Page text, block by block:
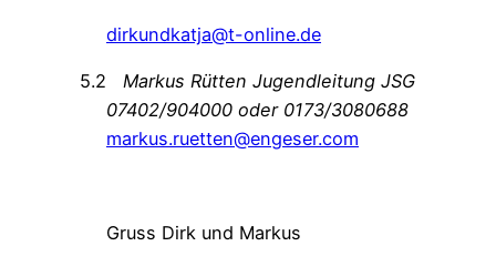
dirkundkatja@t-online.de
5.2
Markus Rütten Jugendleitung JSG
07402/904000 oder 0173/3080688
markus.ruetten@engeser.com
Gruss Dirk und Markus